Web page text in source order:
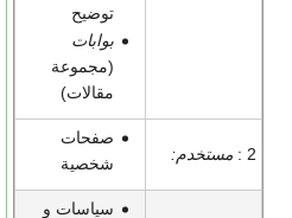
توضيح
بوابات
(مجموعة
مقالات)
2 : مستخدم:
صفحات
شخصية
سياسات و